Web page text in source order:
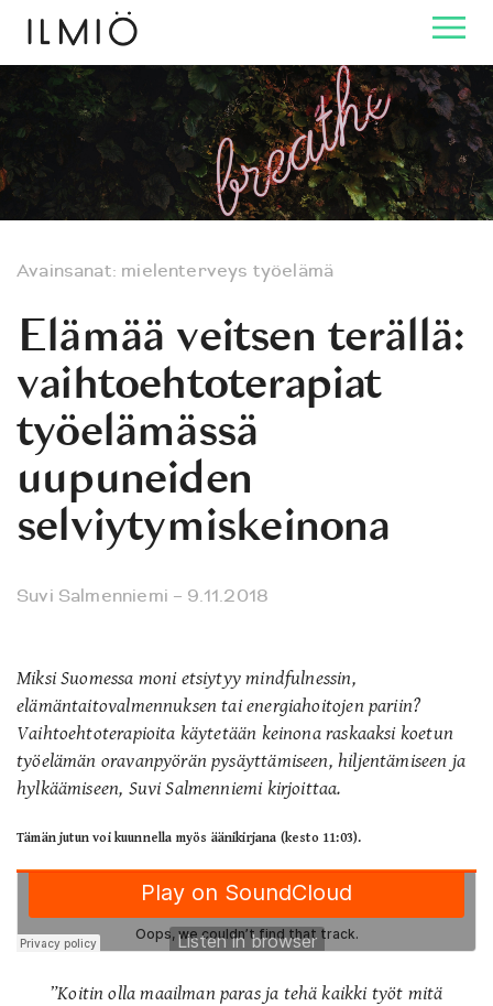
Avainsanat: mielenterveys työelämä
Elämää veitsen terällä:
vaihtoehtoterapiat
työelämässä
uupuneiden
selviytymiskeinona
Suvi Salmenniemi – 9.11.2018
Miksi Suomessa moni etsiytyy mindfulnessin,
elämäntaitovalmennuksen tai energiahoitojen pariin?
Vaihtoehtoterapioita käytetään keinona raskaaksi koetun
työelämän oravanpyörän pysäyttämiseen, hiljentämiseen ja
hylkäämiseen, Suvi Salmenniemi kirjoittaa.
Tämän jutun voi kuunnella myös äänikirjana (kesto 11:03).
”Koitin olla maailman paras ja tehä kaikki työt mitä